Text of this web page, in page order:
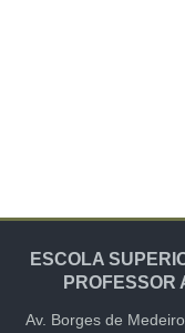
ESCOLA
PROFESSOR
Av. Borges de